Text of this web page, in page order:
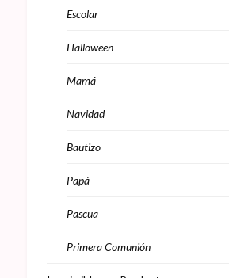
Escolar
Halloween
Mamá
Navidad
Bautizo
Papá
Pascua
Primera Comunión